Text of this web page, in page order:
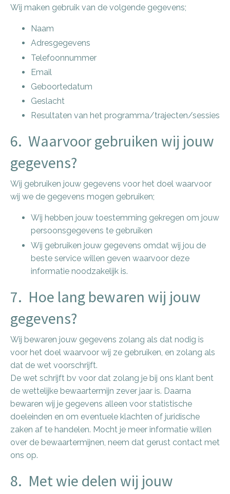
Wij maken gebruik van de volgende gegevens;
Naam
Adresgegevens
Telefoonnummer
Email
Geboortedatum
Geslacht
Resultaten van het programma/trajecten/sessies
6. Waarvoor gebruiken wij jouw
gegevens?
Wij gebruiken jouw gegevens voor het doel waarvoor
wij we de gegevens mogen gebruiken;
Wij hebben jouw toestemming gekregen om jouw
persoonsgegevens te gebruiken
Wij gebruiken jouw gegevens omdat wij jou de
beste service willen geven waarvoor deze
informatie noodzakelijk is.
7. Hoe lang bewaren wij jouw
gegevens?
Wij bewaren jouw gegevens zolang als dat nodig is
voor het doel waarvoor wij ze gebruiken, en zolang als
dat de wet voorschrijft.
De wet schrijft bv voor dat zolang je bij ons klant bent
de wettelijke bewaartermijn zever jaar is. Daarna
bewaren wij je gegevens alleen voor statistische
doeleinden en om eventuele klachten of juridische
zaken af te handelen. Mocht je meer informatie willen
over de bewaartermijnen, neem dat gerust contact met
ons op.
8. Met wie delen wij jouw